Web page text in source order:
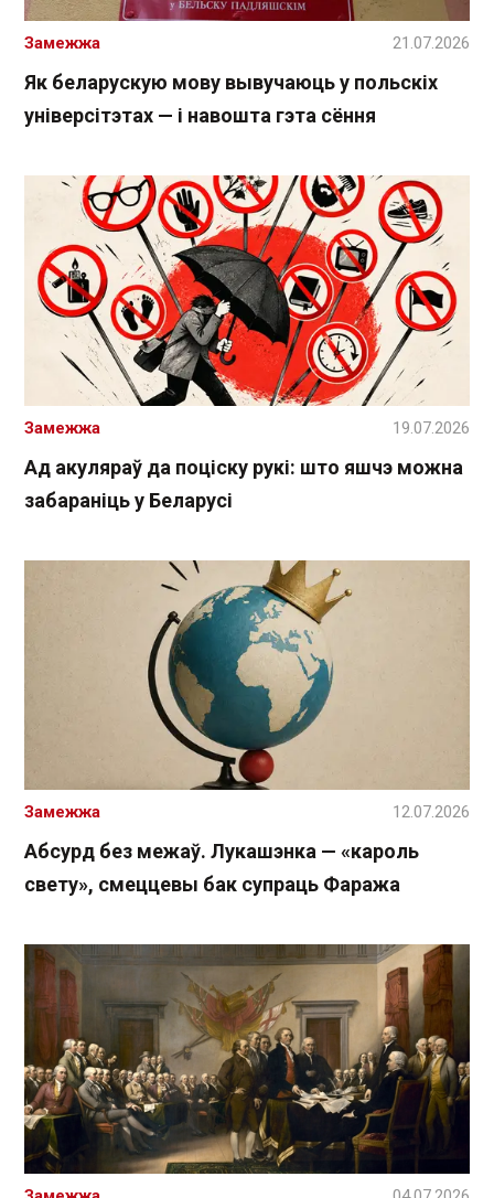
Як беларускую мову вывучаюць у польскіх
універсітэтах — і навошта гэта сёння
Замежжа 21.07.2026
Ад акуляраў да поціску рукі: што яшчэ можна
забараніць у Беларусі
Замежжа 19.07.2026
Абсурд без межаў. Лукашэнка — «кароль
свету», смеццевы бак супраць Фаража
Замежжа 12.07.2026